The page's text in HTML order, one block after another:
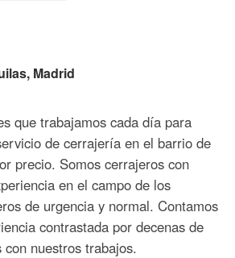
Madrid
que trabajamos cada día para
de cerrajería en el barrio de
precio. Somos cerrajeros con
en el campo de los
de urgencia y normal. Contamos
contrastada por decenas de
nuestros trabajos.